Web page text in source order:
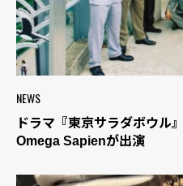
NEWS
ドラマ『東京サラダボウル
Omega Sapienが出演